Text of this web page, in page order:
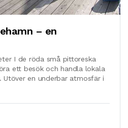
– en
I de röda små pittoreska
ett besök och handla lokala
Utöver en underbar atmosfär i